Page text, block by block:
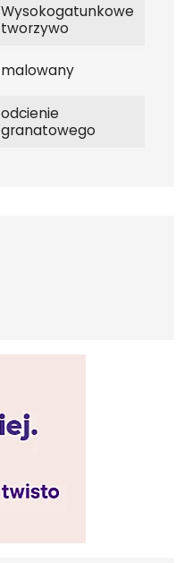
Wysokogatunkowe
tworzywo
malowany
odcienie
granatowego